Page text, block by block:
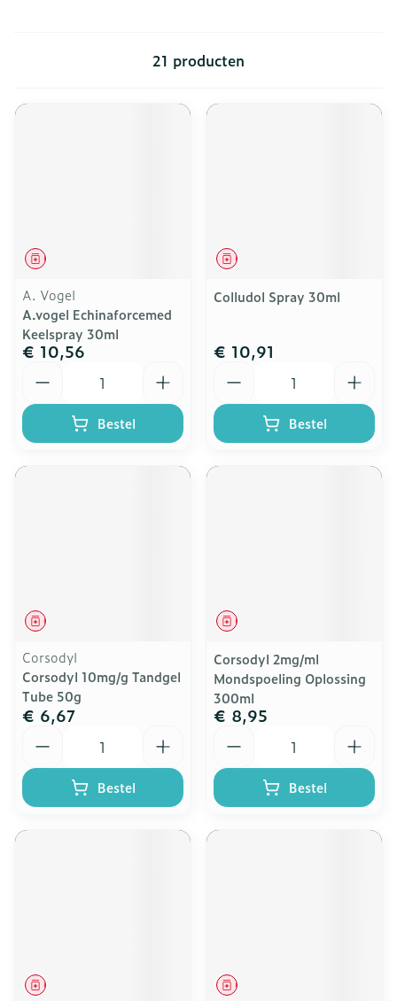
21 producten
Geneesmiddel
A. Vogel
A.vogel Echinaforcemed
Keelspray 30ml
€ 10,56
Bestel
Geneesmiddel
Colludol Spray 30ml
€ 10,91
Bestel
Geneesmiddel
Corsodyl
Corsodyl 10mg/g Tandgel
Tube 50g
€ 6,67
Bestel
Geneesmiddel
Corsodyl 2mg/ml
Mondspoeling Oplossing
300ml
€ 8,95
Bestel
Geneesmiddel Geneesmiddel